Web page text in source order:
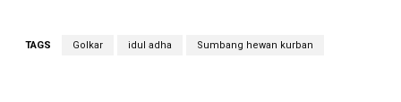
TAGS Golkar idul adha Sumbang hewan kurban